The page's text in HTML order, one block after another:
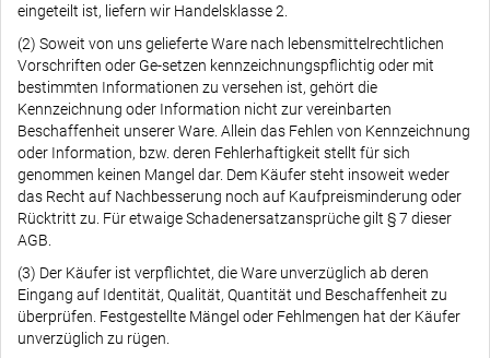
eingeteilt ist, liefern wir Handelsklasse 2.
(2) Soweit von uns gelieferte Ware nach lebensmittelrechtlichen
Vorschriften oder Ge-setzen kennzeichnungspflichtig oder mit
bestimmten Informationen zu versehen ist, gehört die
Kennzeichnung oder Information nicht zur vereinbarten
Beschaffenheit unserer Ware. Allein das Fehlen von Kennzeichnung
oder Information, bzw. deren Fehlerhaftigkeit stellt für sich
genommen keinen Mangel dar. Dem Käufer steht insoweit weder
das Recht auf Nachbesserung noch auf Kaufpreisminderung oder
Rücktritt zu. Für etwaige Schadenersatzansprüche gilt § 7 dieser
AGB.
(3) Der Käufer ist verpflichtet, die Ware unverzüglich ab deren
Eingang auf Identität, Qualität, Quantität und Beschaffenheit zu
überprüfen. Festgestellte Mängel oder Fehlmengen hat der Käufer
unverzüglich zu rügen.